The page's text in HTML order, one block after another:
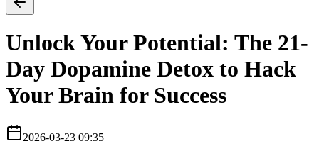
Unlock Your Potential: The 21-
Day Dopamine Detox to Hack
Your Brain for Success
2026-03-23 09:35